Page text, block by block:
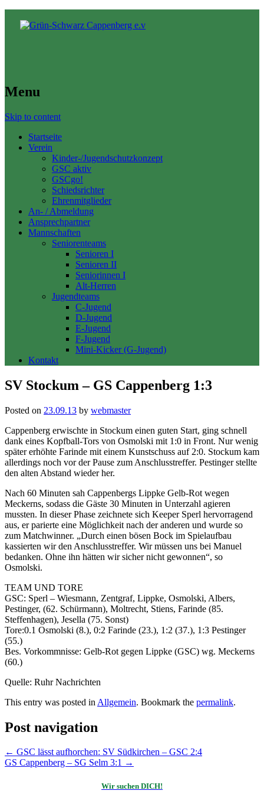
Menu
Skip to content
Startseite
Verein
Kinder-/Jugendschutzkonzept
GSC aktiv
GSCgo!
Schiedsrichter
Ehrenmitglieder
An- / Abmeldung
Ansprechpartner
Mannschaften
Seniorenteams
Senioren I
Senioren II
Seniorinnen I
Alt-Herren
Jugendteams
C-Jugend
D-Jugend
E-Jugend
F-Jugend
Mini-Kicker (G-Jugend)
Kontakt
SV Stockum – GS Cappenberg 1:3
Posted on 23.09.13 by webmaster
Cappenberg erwischte in Stockum einen guten Start, ging schnell
dank eines Kopfball-Tors von Osmolski mit 1:0 in Front. Nur wenig
später erhöhte Farinde mit einem Kunstschuss auf 2:0. Stockum kam
allerdings noch vor der Pause zum Anschlusstreffer. Pestinger stellte
den alten Abstand wieder her.
Nach 60 Minuten sah Cappenbergs Lippke Gelb-Rot wegen
Meckerns, sodass die Gäste 30 Minuten in Unterzahl agieren
mussten. In dieser Phase zeichnete sich Keeper Sperl hervorragend
aus, er parierte eine Möglichkeit nach der anderen und wurde so
zum Matchwinner. „Durch einen bösen Bock im Spielaufbau
kassierten wir den Anschlusstreffer. Wir müssen uns bei Manuel
bedanken. Ohne ihn hätten wir sicher nicht gewonnen“, so
Osmolski.
TEAM UND TORE
GSC: Sperl – Wiesmann, Zentgraf, Lippke, Osmolski, Albers,
Pestinger, (62. Schürmann), Moltrecht, Stiens, Farinde (85.
Steffenhagen), Jesella (75. Sonst)
Tore:0.1 Osmolski (8.), 0:2 Farinde (23.), 1:2 (37.), 1:3 Pestinger
(55.)
Bes. Vorkommnisse: Gelb-Rot gegen Lippke (GSC) wg. Meckerns
(60.)
Quelle: Ruhr Nachrichten
This entry was posted in Allgemein. Bookmark the permalink.
Post navigation
← GSC lässt aufhorchen: SV Südkirchen – GSC 2:4
GS Cappenberg – SG Selm 3:1 →
Wir suchen DICH!